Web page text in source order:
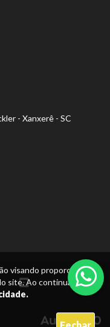
visando proporcionar
site. Ao continuar, você
- Xanxerê - SC